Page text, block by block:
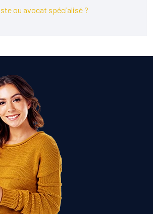
ou avocat spécialisé ?